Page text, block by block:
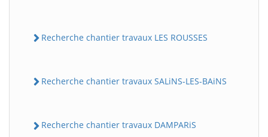
Recherche chantier travaux LES ROUSSES
Recherche chantier travaux SALiNS-LES-BAiNS
Recherche chantier travaux DAMPARiS